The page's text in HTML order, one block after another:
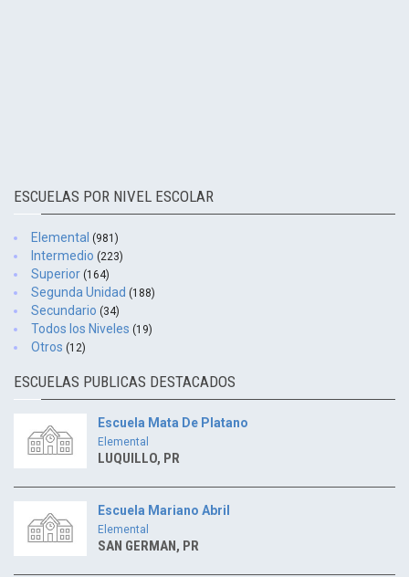
ESCUELAS POR NIVEL ESCOLAR
Elemental (981)
Intermedio (223)
Superior (164)
Segunda Unidad (188)
Secundario (34)
Todos los Niveles (19)
Otros (12)
ESCUELAS PUBLICAS DESTACADOS
Escuela Mata De Platano
Elemental
LUQUILLO, PR
Escuela Mariano Abril
Elemental
SAN GERMAN, PR